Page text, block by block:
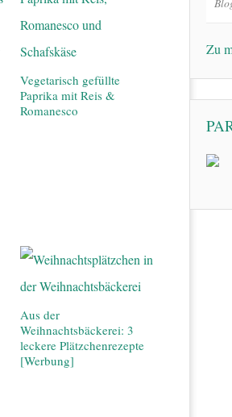
Vegetarisch gefüllte
Paprika mit Reis &
Romanesco
Aus der
Weihnachtsbäckerei: 3
leckere Plätzchenrezepte
[Werbung]
Zu